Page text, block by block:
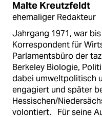
Malte Kreutzfeldt
ehemaliger Redakteur
Jahrgang 1971, war
Korrespondent für
Parlamentsbüro der
Berkeley Biologie,
dabei umweltpolitisch
engagiert und später
Hessischen/
volontiert. Für seine